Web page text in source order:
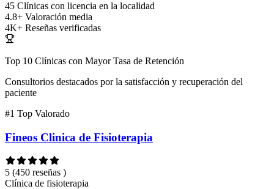
45 Clínicas con licencia en la localidad
4.8+ Valoración media
4K+ Reseñas verificadas
Top 10 Clínicas con Mayor Tasa de Retención
Consultorios destacados por la satisfacción y recuperación del
paciente
#1 Top Valorado
Fineos Clinica de Fisioterapia
5 (450 reseñas )
Clínica de fisioterapia